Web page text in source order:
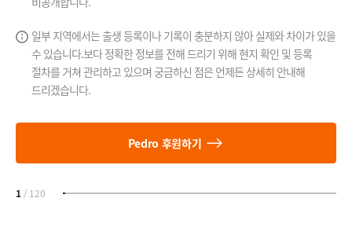
일부 지역에서는 출생 등록이나 기록이 충분하지 않아 실제와 차이가 있을
수 있습니다.보다 정확한 정보를 전해 드리기 위해 현지 확인 및 등록
절차를 거쳐 관리하고 있으며 궁금하신 점은 언제든 상세히 안내해
드리겠습니다.
Pedro 후원하기
1/ 120